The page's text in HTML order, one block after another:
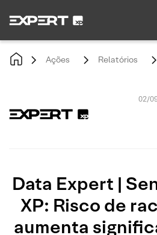
Ações Relatórios
02/
Data Expert |
XP: Risco de
aumenta